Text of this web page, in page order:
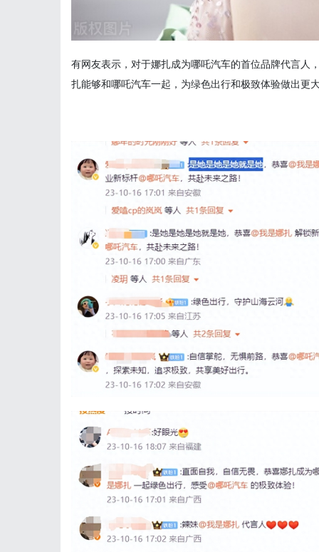
有网友表示，对于娜扎成为哪吒汽车的首位品牌代言人
扎能够和哪吒汽车一起，为绿色出行和极致体验做出更